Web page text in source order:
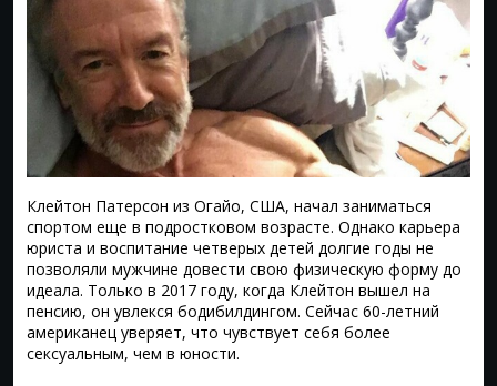
Клейтон Патерсон из Огайо, США, начал заниматься
спортом еще в подростковом возрасте. Однако карьера
юриста и воспитание четверых детей долгие годы не
позволяли мужчине довести свою физическую форму до
идеала. Только в 2017 году, когда Клейтон вышел на
пенсию, он увлекся бодибилдингом. Сейчас 60-летний
американец уверяет, что чувствует себя более
сексуальным, чем в юности.